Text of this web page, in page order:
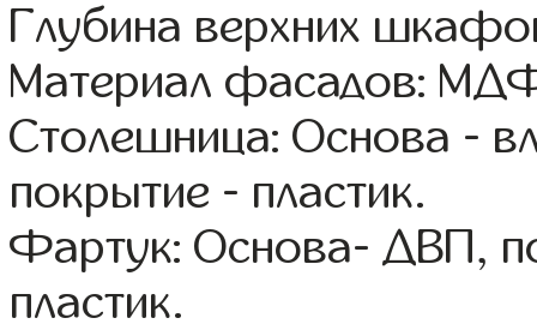
Глубина верхних
Материал фасадов:
Столешница: Основа -
покрытие - пластик.
Фартук: Основа- ДВП,
пластик.